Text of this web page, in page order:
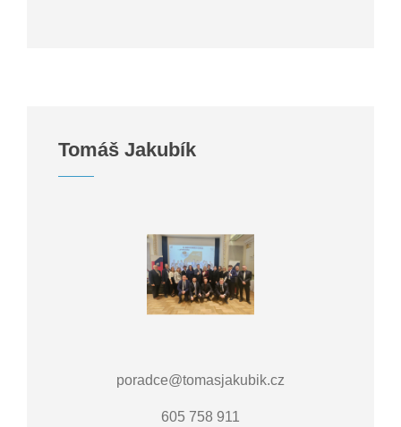
Tomáš Jakubík
poradce@tomasjakubik.cz
605 758 911